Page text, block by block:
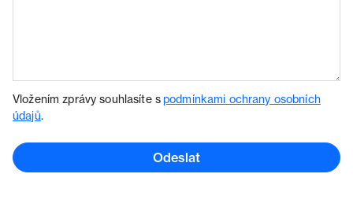
Vložením zprávy souhlasíte spodmínkami ochrany osobních
údajů.
Odeslat